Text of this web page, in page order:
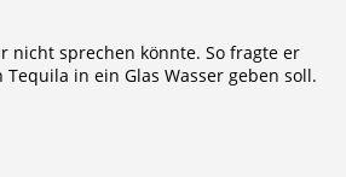
nicht sprechen könnte. So fragte er
in ein Glas Wasser geben soll.